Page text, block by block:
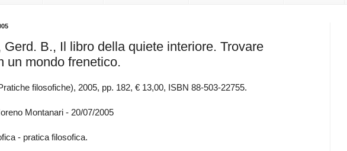
Gerd. B., Il libro della quiete interiore. Trovare
un mondo frenetico.
filosofiche), 2005, pp. 182, € 13,00, ISBN 88-503-22755.
Montanari - 20/07/2005
- pratica filosofica.